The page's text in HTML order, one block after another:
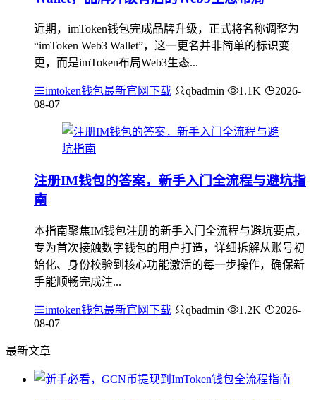
近期，imToken钱包完成品牌升级，正式将名称调整为
“imToken Web3 Wallet”，这一更名并非简单的标识变
更，而是imToken布局Web3生态...
imtoken钱包最新官网下载 qbadmin 1.1K
2026-
08-07
注册IM钱包的答案，新手入门全流程与避坑指
南
本指南聚焦IM钱包注册的新手入门全流程与避坑要点，
专为首次接触数字钱包的用户打造，详细拆解从账号初
始化、身份校验到核心功能激活的每一步操作，确保新
手能顺畅完成注...
imtoken钱包最新官网下载 qbadmin 1.2K
2026-
08-07
最新文章